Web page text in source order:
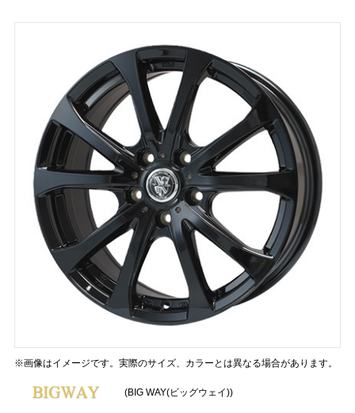
※画像はイメージです。実際のサイズ、カラーとは異なる場合があります。
(BIG WAY(ビッグウェイ))